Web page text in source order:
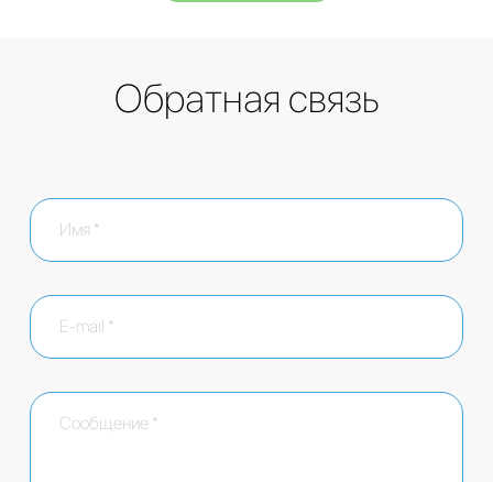
Обратная связь